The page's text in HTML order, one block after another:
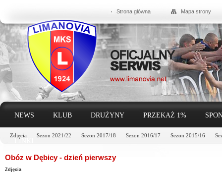
Strona główna Mapa strony
NEWS KLUB DRUŻYNY PRZEKAŻ 1%
Zdjęcia Sezon 2021/22 Sezon 2017/18 Sezon 2016/17 Sezon 2015/16
LINKI
Obóz w Dębicy - dzień pierwszy
Zdjęcia